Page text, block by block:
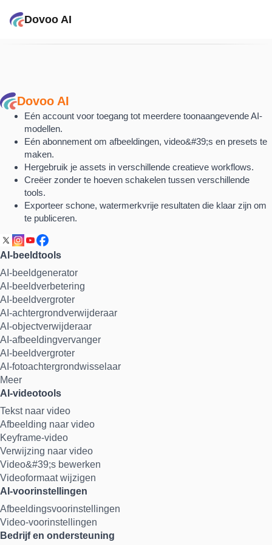
Dovoo AI
Dovoo AI
Eén account voor toegang tot meerdere toonaangevende AI-
modellen.
Eén abonnement om afbeeldingen, video&#39;s en presets te
maken.
Hergebruik je assets in verschillende creatieve workflows.
Creëer zonder te hoeven schakelen tussen verschillende
tools.
Exporteer schone, watermerkvrije resultaten die klaar zijn om
te publiceren.
AI-beeldtools
AI-beeldgenerator
AI-beeldverbetering
AI-beeldvergroter
AI-achtergrondverwijderaar
AI-objectverwijderaar
AI-afbeeldingvervanger
AI-beeldvergroter
AI-fotoachtergrondwisselaar
Meer
AI-videotools
Tekst naar video
Afbeelding naar video
Keyframe-video
Verwijzing naar video
Video&#39;s bewerken
Videoformaat wijzigen
AI-voorinstellingen
Afbeeldingsvoorinstellingen
Video-voorinstellingen
Bedrijf en ondersteuning